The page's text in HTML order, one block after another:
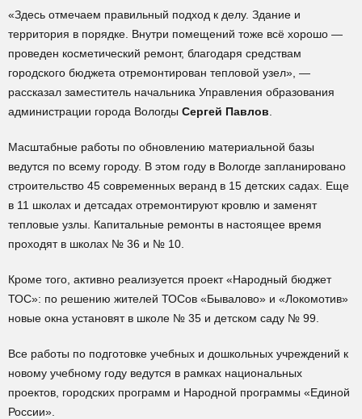
«Здесь отмечаем правильный подход к делу. Здание и
территория в порядке. Внутри помещений тоже всё хорошо —
проведен косметический ремонт, благодаря средствам
городского бюджета отремонтирован тепловой узел», —
рассказал заместитель начальника Управления образования
администрации города Вологды Сергей Павлов
Масштабные работы по обновлению материальной базы
ведутся по всему городу. В этом году в Вологде запланировано
строительство 45 современных веранд в 15 детских садах. Еще
в 11 школах и детсадах отремонтируют кровлю и заменят
тепловые узлы. Капитальные ремонты в настоящее время
проходят в школах № 36 и № 10.
Кроме того, активно реализуется проект «Народный бюджет
ТОС»: по решению жителей ТОСов «Бывалово» и «Локомотив»
новые окна установят в школе № 35 и детском саду № 99.
Все работы по подготовке учебных и дошкольных учреждений к
новому учебному году ведутся в рамках национальных
проектов, городских программ и Народной программы «Единой
России».